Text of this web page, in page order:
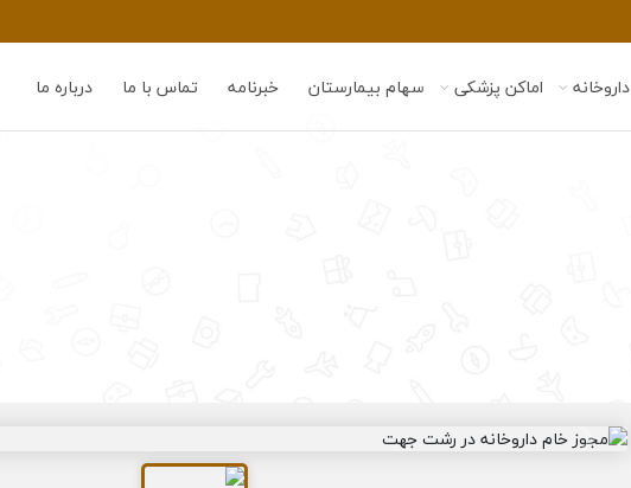
داروخانه اماکن پزشکی سهام بیمارستان خبرنامه تماس با ما درباره ما